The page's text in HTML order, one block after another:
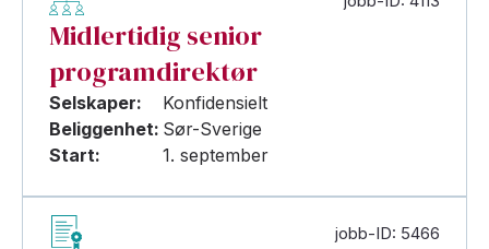
Midlertidig senior
programdirektør
Selskaper:
Konfidensielt
Beliggenhet: Sør-Sverige
Start:
1. september
jobb-ID: 5466